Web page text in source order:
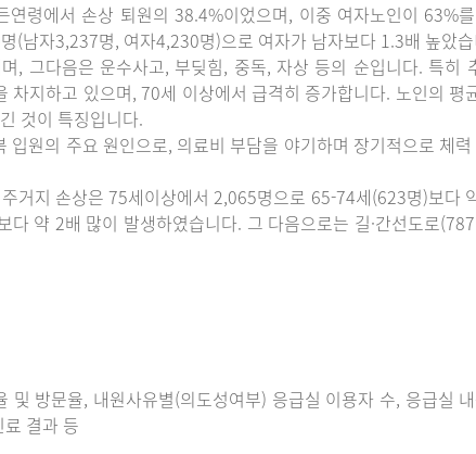
령에서 손상 퇴원의 38.4%이었으며, 이중 여자노인이 63%
(남자3,237명, 여자4,230명)으로 여자가 남자보다 1.3배 높았
, 그다음은 운수사고, 부딪힘, 중독, 자상 등의 순입니다. 특히
지하고 있으며, 70세 이상에서 급격히 증가합니다. 노인의 평
것이 특징입니다.
입원의 주요 원인으로, 의료비 부담을 야기하며 장기적으로 체
거지 손상은 75세이상에서 2,065명으로 65-74세(623명)보다
약 2배 많이 발생하였습니다. 그 다음으로는 길·간선도로
및 방문율, 내원사유별(의도성여부) 응급실 이용자 수, 응급실
결과 등